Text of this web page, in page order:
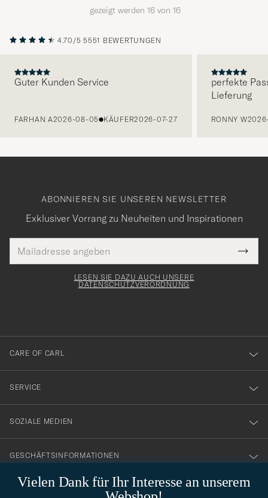
gezeigt werden 16 von 16
4.70/5 5551 BEWERTUNGEN
Guter Kunden Service
FARHAN A2026-08-05 KÄUFER2026-07-27
perfekte
Lieferung
RONNY W
Vielen Dank für Ihr Interesse an unserem
ABONNIEREN SIE UNSEREN NEWSLETTER
Exklusiver Vorrang zu Neuheiten und Inspirationen
Mail
Adresse
Tack
för
dig
till
vårt
nyhetsbrev!
LESEN SIE DAZU AUCH UNSERE
DATENSCHUTZVERORDNUNG
CARE OF CARL
SERVICE
SOZIALE MEDIEN
GESCHÄFTSINFORMATIONEN